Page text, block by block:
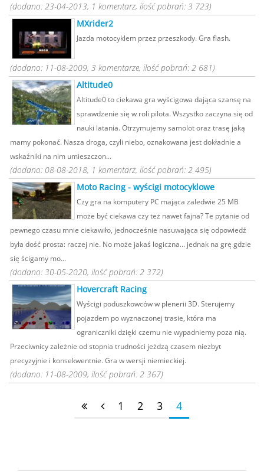
(dodano: 23-04-2013, 1 komentarz, ilość pobrań: 3 723)
MXrider2
Jazda motocyklem przez przeszkody. Gra flash.
(dodano: 11-08-2009, 3 komentarze, ilość pobrań: 2 681)
Altitude0
Altitude0 to ciekawa gra wyścigowa dająca szansę na
sprawdzenie się w roli pilota. Wszystko zaczyna się od
nauki latania. Otrzymujemy samolot oraz trasę jaką
mamy pokonać. Nasza droga, czyli niebo, oznakowana jest dokładnie a
wskaźniki na nim umieszczon...
(dodano: 08-08-2018, 1 komentarz, ilość pobrań: 2 495)
Moto Racing - wyścigi motocyklowe
Czy gra na komputery PC mająca zaledwie 25 MB
może być ciekawa czy też nawet fajna? Te pytanie od
pewnego czasu mnie ciekawiło, jednocześnie nasuwająca się odpowiedź
była dość prosta: raczej nie. No może jakaś logiczna... jednak na grę gdzie
się ścigamy mo...
(dodano: 30-05-2020, ilość pobrań: 2 372)
Hovercraft Racing
Wyścigi poduszkowców w plenerii 3D. Sterujemy
pojazdem po wyznaczonej trasie, która ma
ograniczniki dzięki czemu nie wypadniemy poza nią.
Przeciwnicy zależnie od stopnia trudności jeżdzą czasem niezbyt
precyzyjnie i konsekwentnie. Gra w wersji niemieckiej.
(dodano: 11-08-2009, ilość pobrań: 2 367)
1 2 3 4